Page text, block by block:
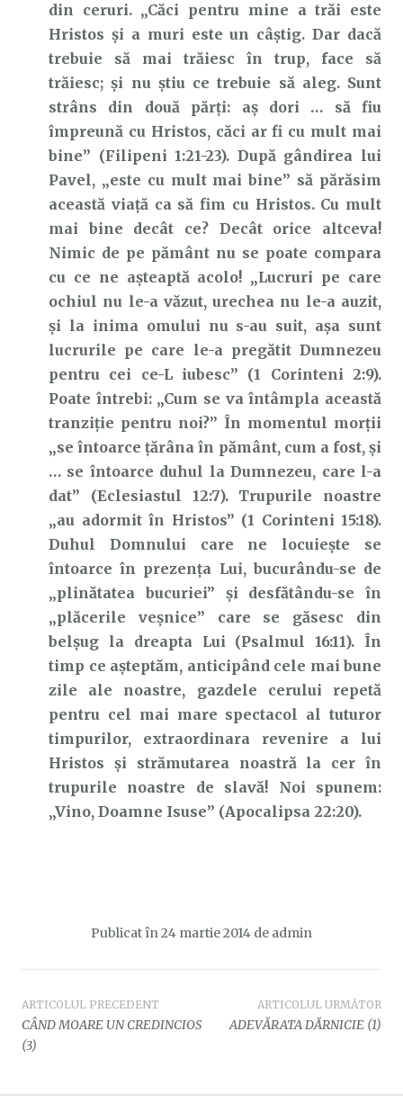
din ceruri. „Căci pentru mine a trăi este
Hristos şi a muri este un câştig. Dar dacă
trebuie să mai trăiesc în trup, face să
trăiesc; şi nu ştiu ce trebuie să aleg. Sunt
strâns din două părţi: aş dori … să fiu
împreună cu Hristos, căci ar fi cu mult mai
bine” (Filipeni 1:21-23). După gândirea lui
Pavel, „este cu mult mai bine” să părăsim
această viață ca să fim cu Hristos. Cu mult
mai bine decât ce? Decât orice altceva!
Nimic de pe pământ nu se poate compara
cu ce ne așteaptă acolo! „Lucruri pe care
ochiul nu le-a văzut, urechea nu le-a auzit,
şi la inima omului nu s-au suit, aşa sunt
lucrurile pe care le-a pregătit Dumnezeu
pentru cei ce-L iubesc” (1 Corinteni 2:9).
Poate întrebi: „Cum se va întâmpla această
tranziție pentru noi?” În momentul morții
„se întoarce ţărâna în pământ, cum a fost, şi
… se întoarce duhul la Dumnezeu, care l-a
dat” (Eclesiastul 12:7). Trupurile noastre
„au adormit în Hristos” (1 Corinteni 15:18).
Duhul Domnului care ne locuiește se
întoarce în prezența Lui, bucurându-se de
„plinătatea bucuriei” și desfătându-se în
„plăcerile veșnice” care se găsesc din
belșug la dreapta Lui (Psalmul 16:11). În
timp ce așteptăm, anticipând cele mai bune
zile ale noastre, gazdele cerului repetă
pentru cel mai mare spectacol al tuturor
timpurilor, extraordinara revenire a lui
Hristos și strămutarea noastră la cer în
trupurile noastre de slavă! Noi spunem:
„Vino, Doamne Isuse” (Apocalipsa 22:20).
Publicat în 24 martie 2014 de admin
Navigare
în
ARTICOLUL PRECEDENT
CÂND MOARE UN CREDINCIOS
(3)
ARTICOLUL URMĂTOR
ADEVĂRATA DĂRNICIE (1)